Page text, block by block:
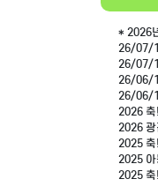
* 2026
26/07/
26/07/
26/06/
26/06/
2026
2026
2025
2025
2025